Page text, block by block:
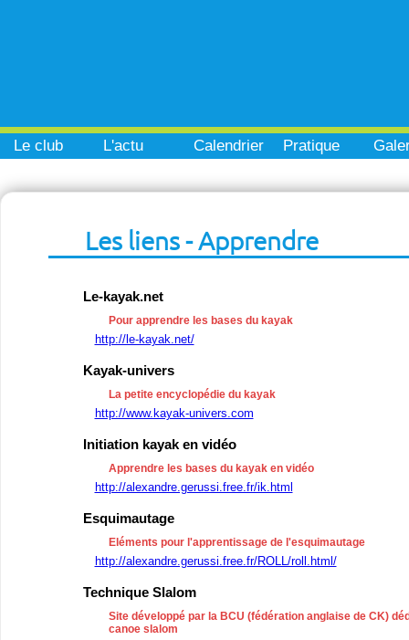
Le club L'actu Calendrier Pratique
Les liens - Apprendre
Le-kayak.net
Pour apprendre les bases du kayak
http://le-kayak.net/
Kayak-univers
La petite encyclopédie du kayak
http://www.kayak-univers.com
Initiation kayak en vidéo
Apprendre les bases du kayak en vidéo
http://alexandre.gerussi.free.fr/ik.html
Esquimautage
Eléments pour l'apprentissage de l'esquimautage
http://alexandre.gerussi.free.fr/ROLL/roll.html/
Technique Slalom
Site développé par la BCU (fédération anglaise de CK)
canoe slalom